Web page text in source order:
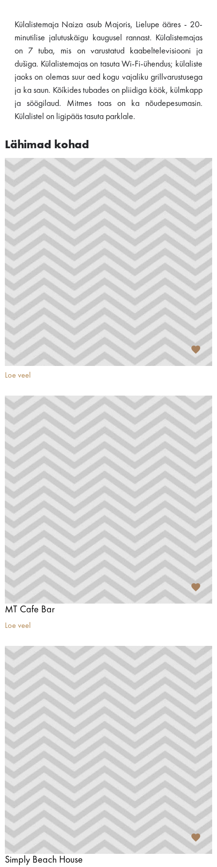
Külalistemaja Naiza asub Majoris, Lielupe ääres - 20-
minutilise jalutuskäigu kaugusel rannast. Külalistemajas
on 7 tuba, mis on varustatud kaabeltelevisiooni ja
dušiga. Külalistemajas on tasuta Wi-Fi-ühendus; külaliste
jaoks on olemas suur aed kogu vajaliku grillvarustusega
ja ka saun. Kõíkides tubades on pliidiga köök, külmkapp
ja söögilaud. Mitmes toas on ka nõudepesumasin.
Külalistel on ligipääs tasuta parklale.
Lähimad kohad
Loe veel
MT Cafe Bar
Loe veel
Simply Beach House